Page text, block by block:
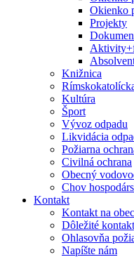
Okienko
Projekty
Knižnica
Kultúra
Šport
Vývoz odpadu
Likvidácia
Požiarna
Civilná ochrana
Obecný
Chov
Kontakt
Kontakt na obec
Dôležité
Ohlasovňa
Napíšte nám